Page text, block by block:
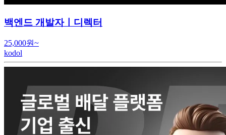
백엔드 개발자ㅣ디렉터
25,000원~
kodol